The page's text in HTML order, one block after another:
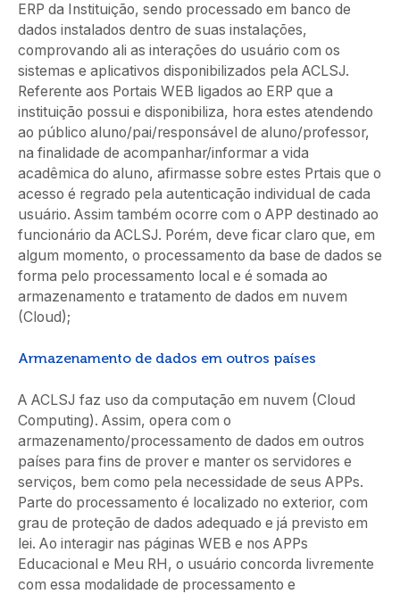
ERP da Instituição, sendo processado em banco de
dados instalados dentro de suas instalações,
comprovando ali as interações do usuário com os
sistemas e aplicativos disponibilizados pela ACLSJ.
Referente aos Portais WEB ligados ao ERP que a
instituição possui e disponibiliza, hora estes atendendo
ao público aluno/pai/responsável de aluno/professor,
na finalidade de acompanhar/informar a vida
acadêmica do aluno, afirmasse sobre estes Prtais que o
acesso é regrado pela autenticação individual de cada
usuário. Assim também ocorre com o APP destinado ao
funcionário da ACLSJ. Porém, deve ficar claro que, em
algum momento, o processamento da base de dados se
forma pelo processamento local e é somada ao
armazenamento e tratamento de dados em nuvem
(Cloud);
Armazenamento de dados em outros países
A ACLSJ faz uso da computação em nuvem (Cloud
Computing). Assim, opera com o
armazenamento/processamento de dados em outros
países para fins de prover e manter os servidores e
serviços, bem como pela necessidade de seus APPs.
Parte do processamento é localizado no exterior, com
grau de proteção de dados adequado e já previsto em
lei. Ao interagir nas páginas WEB e nos APPs
Educacional e Meu RH, o usuário concorda livremente
com essa modalidade de processamento e